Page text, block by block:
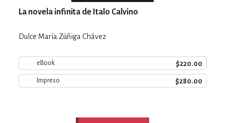
La novela infinita de Italo Calvino
Dulce María Zúñiga Chávez
eBook $220.00
Impreso $280.00